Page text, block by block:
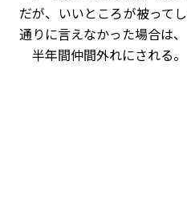
だが、いいところが被って
通りに言えなかった場合は、
半年間仲間外れにされる。